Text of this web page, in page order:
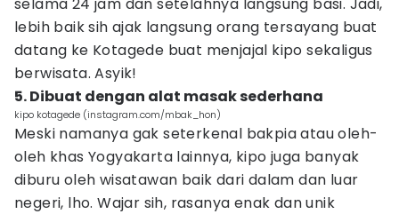
lebih baik sih ajak langsung orang tersayang buat
datang ke Kotagede buat menjajal kipo sekaligus
berwisata. Asyik!
5. Dibuat dengan alat masak sederhana
kipo kotagede (instagram.com/mbak_hon)
Meski namanya gak seterkenal bakpia atau oleh-
oleh khas Yogyakarta lainnya, kipo juga banyak
diburu oleh wisatawan baik dari dalam dan luar
negeri, lho. Wajar sih, rasanya enak dan unik